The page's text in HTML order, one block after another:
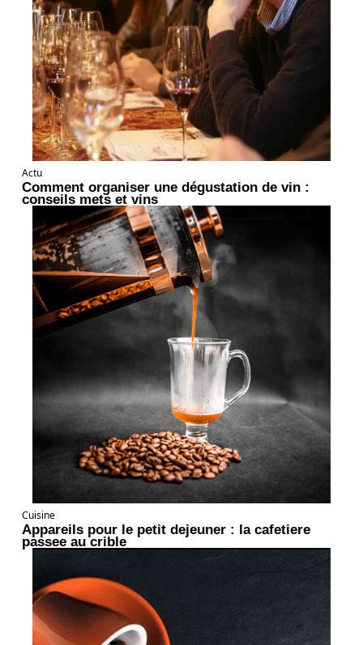
Actu
Comment organiser une dégustation de vin :
conseils mets et vins
Cuisine
Appareils pour le petit dejeuner : la cafetiere
passee au crible